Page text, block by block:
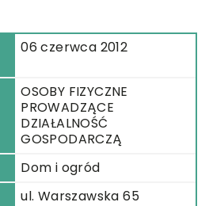
06 czerwca 2012
OSOBY FIZYCZNE
PROWADZĄCE
DZIAŁALNOŚĆ
GOSPODARCZĄ
Dom i ogród
ul. Warszawska 65